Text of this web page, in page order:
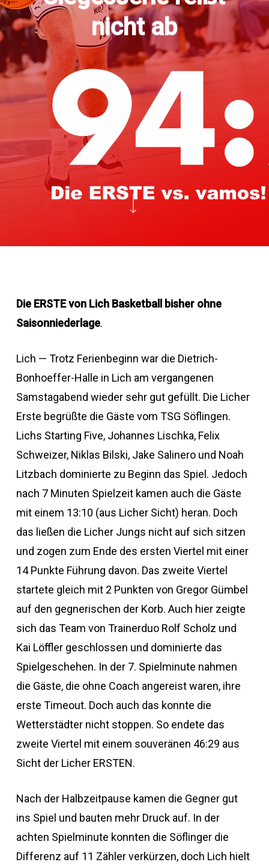
nicht ab
Die ERSTE von Lich Basketball bisher ohne
Saisonniederlage.
Lich — Trotz Ferienbeginn war die Dietrich-
Bonhoeffer-Halle in Lich am vergangenen
Samstagabend wieder sehr gut gefüllt. Die Licher
Erste begrüßte die Gäste vom TSG Söflingen.
Lichs Starting Five, Johannes Lischka, Felix
Schweizer, Niklas Bilski, Jake Salinero und Noah
Litzbach dominierte zu Beginn das Spiel. Jedoch
nach 7 Minuten Spielzeit kamen auch die Gäste
mit einem 13:10 (aus Licher Sicht) heran. Doch
das ließen die Licher Jungs nicht auf sich sitzen
und zogen zum Ende des ersten Viertel mit einer
14 Punkte Führung davon. Das zweite Viertel
startete gleich mit 2 Punkten von Gregor Gümbel
auf den gegnerischen der Korb. Auch hier zeigte
sich das Team von Trainerduo Rolf Scholz und
Kai Löffler geschlossen und dominierte das
Spielgeschehen. In der 7. Spielminute nahmen
die Gäste, die ohne Coach angereist waren, ihre
erste Timeout. Doch auch das konnte die
Wetterstädter nicht stoppen. So endete das
zweite Viertel mit einem souveränen 46:29 aus
Sicht der Licher ERSTEN.
Nach der Halbzeitpause kamen die Gegner gut
ins Spiel und bauten mehr Druck auf. In der
achten Spielminute konnten die Söflinger die
Differenz auf 11 Zähler verkürzen, doch Lich hielt